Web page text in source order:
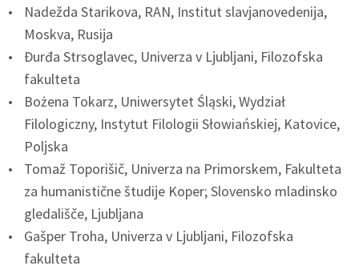
Nadežda Starikova, RAN, Institut slavjanovedenija,
Moskva, Rusija
Đurđa Strsoglavec, Univerza v Ljubljani, Filozofska
fakulteta
Bożena Tokarz, Uniwersytet Śląski, Wydział
Filologiczny, Instytut Filologii Słowiańskiej, Katovice,
Poljska
Tomaž Toporišič, Univerza na Primorskem, Fakulteta
za humanistične študije Koper; Slovensko mladinsko
gledališče, Ljubljana
Gašper Troha, Univerza v Ljubljani, Filozofska
fakulteta